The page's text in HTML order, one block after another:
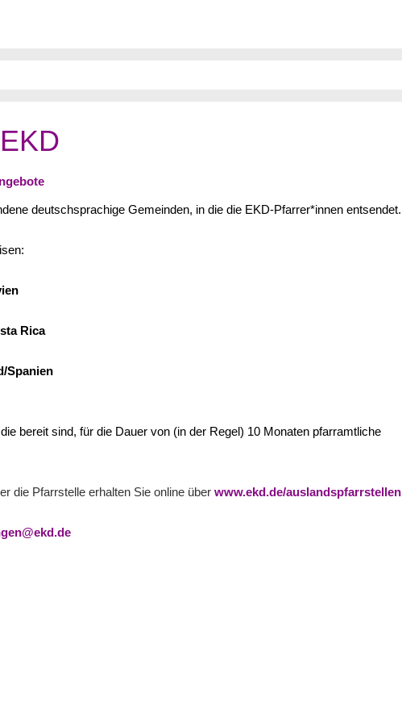
deutschsprachige Gemeinden, in die die EKD-Pfarrer*innen entsendet.
Rica
Spanien
bereit sind, für die Dauer von (in der Regel) 10 Monaten pfarramtliche
die Pfarrstelle erhalten Sie online über www.ekd.de/auslandspfarrstellen